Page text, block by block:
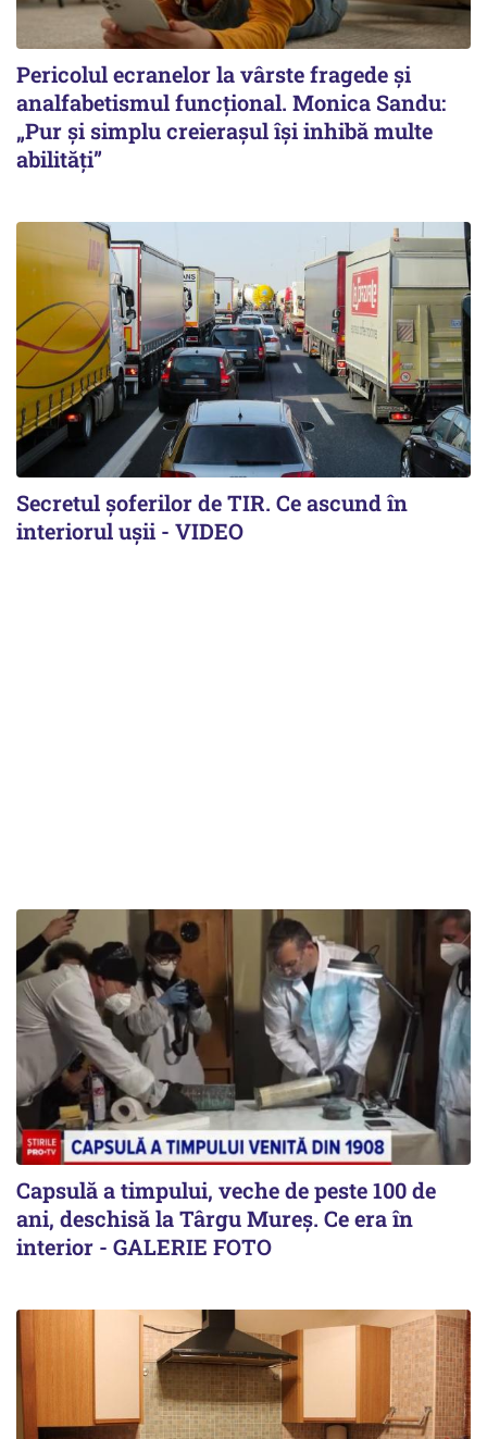
Pericolul ecranelor la vârste fragede și
analfabetismul funcțional. Monica Sandu:
„Pur și simplu creierașul își inhibă multe
abilități”
Secretul șoferilor de TIR. Ce ascund în
interiorul ușii - VIDEO
Capsulă a timpului, veche de peste 100 de
ani, deschisă la Târgu Mureș. Ce era în
interior - GALERIE FOTO